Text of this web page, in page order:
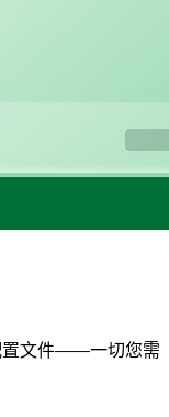
置文件——一切您需